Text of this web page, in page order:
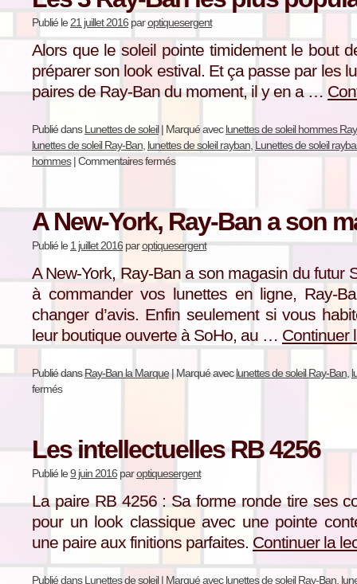
Publié le 21 juillet 2016 paroptiquesergent
Alors que le soleil pointe timidement le bout
préparer son look estival. Et ça passe par les
paires de Ray-Ban du moment, il y en a …
Publié dans Lunettes de soleil | Marqué avec lunettes de soleil hommes
lunettes de soleil Ray-Ban lunettes de soleil rayban Lunettes de soleil
hommes |Commentaires fermés
A New-York, Ray-Ban a son
Publié le 1 juillet 2016 paroptiquesergent
A New-York, Ray-Ban a son magasin du futur
à commander vos lunettes en ligne, Ray-
changer d’avis. Enfin seulement si vous
leur boutique ouverte à SoHo, au … Continuer
Publié dansRay-Ban la Marque|Marqué aveclunettes de soleil Ray-Ban
fermés
Les intellectuelles RB 4256
Publié le9 juin 2016 paroptiquesergent
La paire RB 4256 : Sa forme ronde tire ses
pour un look classique avec une pointe
une paire aux finitions parfaites. Continuer la
Publié dans Lunettes de soleil | Marqué avec lunettes de soleil Ray-Ban